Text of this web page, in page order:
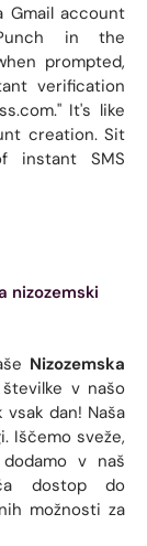
Gmail account
in the
prompted,
verification
It's like
creation. Sit
instant SMS
nizozemski
Nizozemska
v našo
dan! Naša
Iščemo sveže,
v naš
dostop do
možnosti za